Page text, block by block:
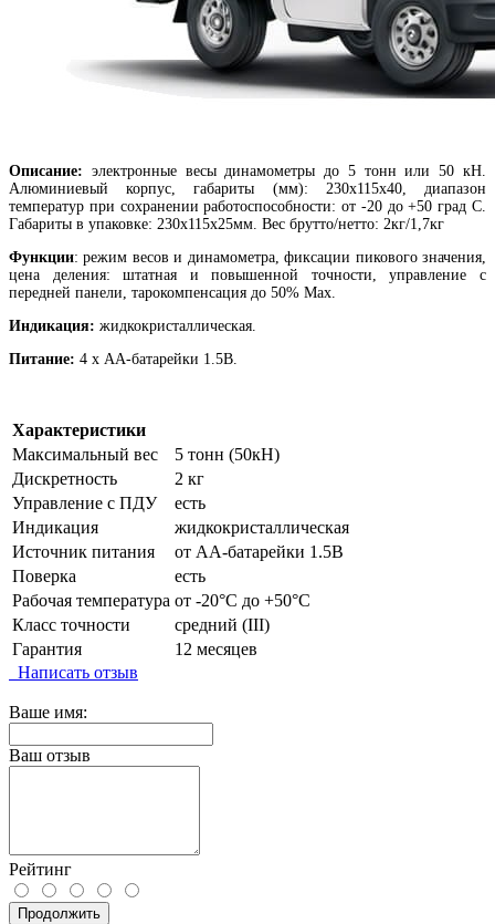
Описание: электронные весы динамометры до 5 тонн или 50 кН.
Алюминиевый корпус, габариты (мм): 230х115х40, диапазон
температур при сохранении работоспособности: от -20 до +50 град С.
Габариты в упаковке: 230х115х25мм. Вес брутто/нетто: 2кг/1,7кг
Функции: режим весов и динамометра, фиксации пикового значения,
цена деления: штатная и повышенной точности, управление с
передней панели, тарокомпенсация до 50% Max.
Индикация: жидкокристаллическая.
Питание: 4 х АА-батарейки 1.5В.
Характеристики
Максимальный вес
5 тонн (50кН)
Дискретность
2 кг
Управление с ПДУ
есть
Индикация
жидкокристаллическая
Источник питания
от АА-батарейки 1.5В
Поверка
есть
Рабочая температура от -20°C до +50°C
Класс точности
средний (III)
Гарантия
12 месяцев
Написать отзыв
Ваше имя:
Ваш отзыв
Рейтинг
Продолжить